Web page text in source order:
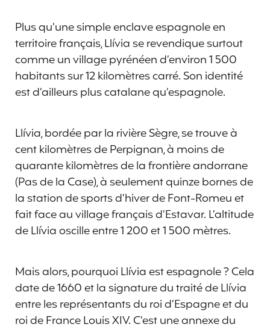
Plus qu’une simple enclave espagnole en
territoire français, Llívia se revendique surtout
comme un village pyrénéen d’environ 1 500
habitants sur 12 kilomètres carré. Son identité
est d’ailleurs plus catalane qu’espagnole.
Llívia, bordée par la rivière Sègre, se trouve à
cent kilomètres de Perpignan, à moins de
quarante kilomètres de la frontière andorrane
(Pas de la Case), à seulement quinze bornes de
la station de sports d’hiver de Font-Romeu et
fait face au village français d’Estavar. L’altitude
de Llívia oscille entre 1 200 et 1 500 mètres.
Mais alors, pourquoi Llívia est espagnole ? Cela
date de 1660 et la signature du traité de Llívia
entre les représentants du roi d’Espagne et du
roi de France Louis XIV. C’est une annexe du